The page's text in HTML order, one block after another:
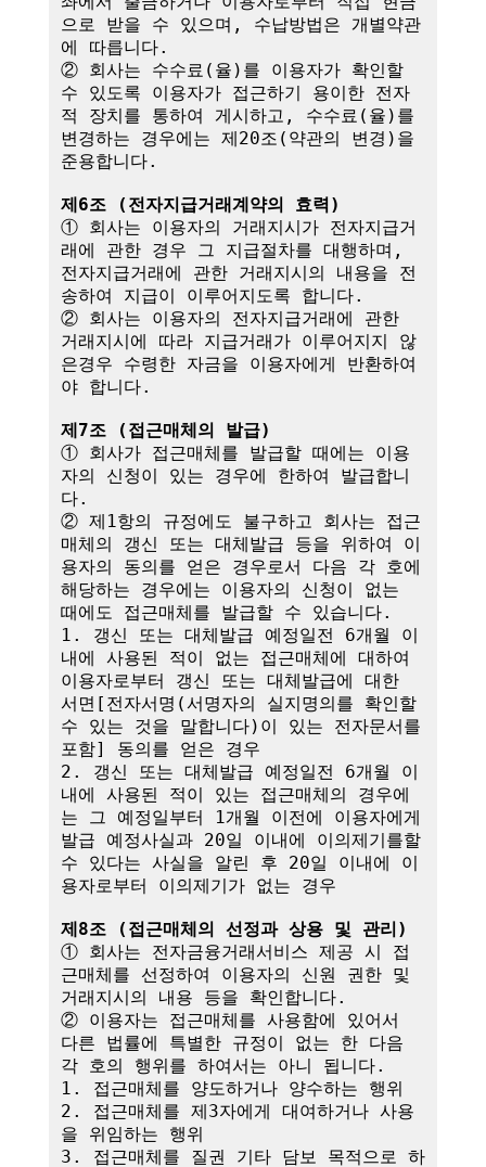
으로 받을 수 있으며, 수납방법은 개별약관
에 따릅니다.
② 회사는 수수료(율)를 이용자가 확인할
수 있도록 이용자가 접근하기 용이한 전자
적 장치를 통하여 게시하고, 수수료(율)를
변경하는 경우에는 제20조(약관의 변경)을
준용합니다.
제6조 (전자지급거래계약의 효력)
① 회사는 이용자의 거래지시가 전자지급거
래에 관한 경우 그 지급절차를 대행하며,
전자지급거래에 관한 거래지시의 내용을 전
송하여 지급이 이루어지도록 합니다.
② 회사는 이용자의 전자지급거래에 관한
거래지시에 따라 지급거래가 이루어지지 않
은경우 수령한 자금을 이용자에게 반환하여
야 합니다.
제7조 (접근매체의 발급)
① 회사가 접근매체를 발급할 때에는 이용
자의 신청이 있는 경우에 한하여 발급합니
다.
② 제1항의 규정에도 불구하고 회사는 접근
매체의 갱신 또는 대체발급 등을 위하여 이
용자의 동의를 얻은 경우로서 다음 각 호에
해당하는 경우에는 이용자의 신청이 없는
때에도 접근매체를 발급할 수 있습니다.
1. 갱신 또는 대체발급 예정일전 6개월 이
내에 사용된 적이 없는 접근매체에 대하여
이용자로부터 갱신 또는 대체발급에 대한
서면[전자서명(서명자의 실지명의를 확인할
수 있는 것을 말합니다)이 있는 전자문서를
포함] 동의를 얻은 경우
2. 갱신 또는 대체발급 예정일전 6개월 이
내에 사용된 적이 있는 접근매체의 경우에
는 그 예정일부터 1개월 이전에 이용자에게
발급 예정사실과 20일 이내에 이의제기를할
수 있다는 사실을 알린 후 20일 이내에 이
용자로부터 이의제기가 없는 경우
제8조 (접근매체의 선정과 상용 및 관리)
① 회사는 전자금융거래서비스 제공 시 접
근매체를 선정하여 이용자의 신원 권한 및
거래지시의 내용 등을 확인합니다.
② 이용자는 접근매체를 사용함에 있어서
다른 법률에 특별한 규정이 없는 한 다음
각 호의 행위를 하여서는 아니 됩니다.
1. 접근매체를 양도하거나 양수하는 행위
2. 접근매체를 제3자에게 대여하거나 사용
을 위임하는 행위
3. 접근매체를 질권 기타 담보 목적으로 하